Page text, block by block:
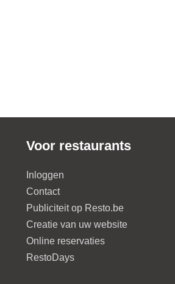
Voor restaurants
Inloggen
Contact
Publiciteit op Resto.be
Creatie van uw website
Online reservaties
RestoDays